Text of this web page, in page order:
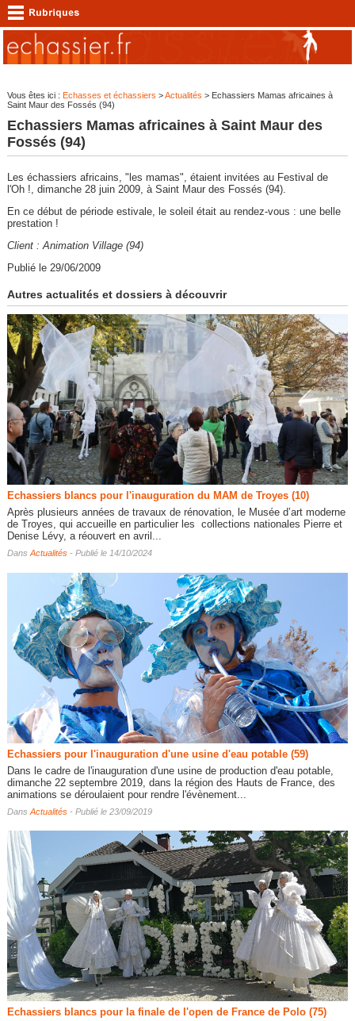
Vous êtes ici : Echasses et échassiers >Actualités > Echassiers Mamas africaines à
Saint Maur des Fossés (94)
Echassiers Mamas africaines à Saint Maur des
Fossés (94)
Les échassiers africains, "les mamas", étaient invitées au Festival de
l'Oh !, dimanche 28 juin 2009, à Saint Maur des Fossés (94).
En ce début de période estivale, le soleil était au rendez-vous : une belle
prestation !
Client : Animation Village (94)
Publié le 29/06/2009
Autres actualités et dossiers à découvrir
Echassiers blancs pour l'inauguration du MAM de Troyes (10)
Après plusieurs années de travaux de rénovation, le Musée d’art moderne
de Troyes, qui accueille en particulier les collections nationales Pierre et
Denise Lévy, a réouvert en avril...
DansActualités- Publié le 14/10/2024
Echassiers pour l'inauguration d'une usine d'eau potable (59)
Dans le cadre de l'inauguration d'une usine de production d'eau potable,
dimanche 22 septembre 2019, dans la région des Hauts de France, des
animations se déroulaient pour rendre l'évènement...
Dans Actualités- Publié le 23/09/2019
Echassiers blancs pour la finale de l'open de France de Polo (75)